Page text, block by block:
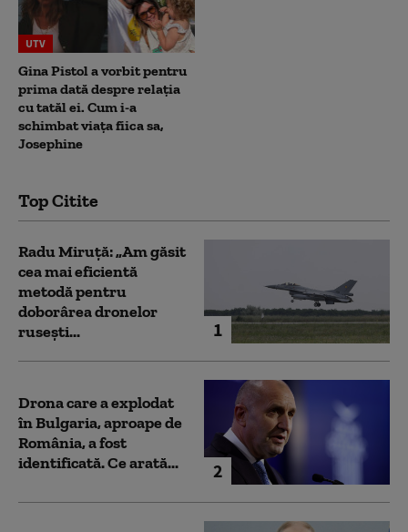
UTV
Gina Pistol a vorbit pentru
prima dată despre relația
cu tatăl ei. Cum i-a
schimbat viața fiica sa,
Josephine
Top Citite
1
Radu Miruță: „Am găsit
cea mai eficientă
metodă pentru
doborârea dronelor
rusești...
2
Drona care a explodat
în Bulgaria, aproape de
România, a fost
identificată. Ce arată...